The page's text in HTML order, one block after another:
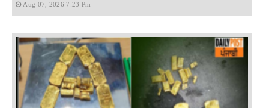
Aug 07, 2026 7:23 Pm